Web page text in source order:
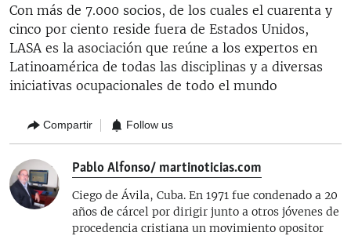
Con más de 7.000 socios, de los cuales el cuarenta y
cinco por ciento reside fuera de Estados Unidos,
LASA es la asociación que reúne a los expertos en
Latinoamérica de todas las disciplinas y a diversas
iniciativas ocupacionales de todo el mundo
Compartir Follow us
Pablo Alfonso/ martinoticias.com
Ciego de Ávila, Cuba. En 1971 fue condenado a 20
años de cárcel por dirigir junto a otros jóvenes de
procedencia cristiana un movimiento opositor